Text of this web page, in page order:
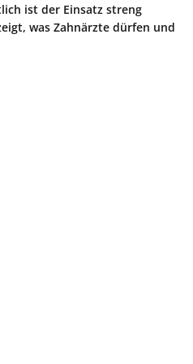
ist der Einsatz streng
was Zahnärzte dürfen und